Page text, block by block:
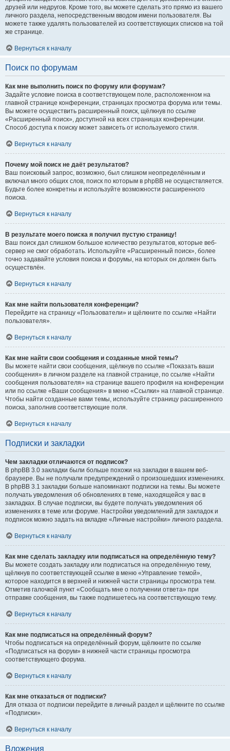
друзей или недругов. Кроме того, вы можете сделать это прямо из вашего
личного раздела, непосредственным вводом имени пользователя. Вы
можете также удалять пользователей из соответствующих списков на той
же странице.
Вернуться к началу
Поиск по форумам
Как мне выполнить поиск по форуму или форумам?
Задайте условие поиска в соответствующем поле, расположенном на
главной странице конференции, страницах просмотра форума или темы.
Вы можете осуществить расширенный поиск, щёлкнув по ссылке
«Расширенный поиск», доступной на всех страницах конференции.
Способ доступа к поиску может зависеть от используемого стиля.
Вернуться к началу
Почему мой поиск не даёт результатов?
Ваш поисковый запрос, возможно, был слишком неопределённым и
включал много общих слов, поиск по которым в phpBB не осуществляется.
Будьте более конкретны и используйте возможности расширенного
поиска.
Вернуться к началу
В результате моего поиска я получил пустую страницу!
Ваш поиск дал слишком большое количество результатов, которые веб-
сервер не смог обработать. Используйте «Расширенный поиск», более
точно задавайте условия поиска и форумы, на которых он должен быть
осуществлён.
Вернуться к началу
Как мне найти пользователя конференции?
Перейдите на страницу «Пользователи» и щёлкните по ссылке «Найти
пользователя».
Вернуться к началу
Как мне найти свои сообщения и созданные мной темы?
Вы можете найти свои сообщения, щёлкнув по ссылке «Показать ваши
сообщения» в личном разделе на главной странице, по ссылке «Найти
сообщения пользователя» на странице вашего профиля на конференции
или по ссылке «Ваши сообщения» в меню «Ссылки» на главной странице.
Чтобы найти созданные вами темы, используйте страницу расширенного
поиска, заполнив соответствующие поля.
Вернуться к началу
Подписки и закладки
Чем закладки отличаются от подписок?
В phpBB 3.0 закладки были больше похожи на закладки в вашем веб-
браузере. Вы не получали предупреждений о произошедших изменениях.
В phpBB 3.1 закладки больше напоминают подписки на темы. Вы можете
получать уведомления об обновлениях в теме, находящейся у вас в
закладках. В случае подписки, вы будете получать уведомления об
изменениях в теме или форуме. Настройки уведомлений для закладок и
подписок можно задать на вкладке «Личные настройки» личного раздела.
Вернуться к началу
Как мне сделать закладку или подписаться на определённую тему?
Вы можете создать закладку или подписаться на определённую тему,
щёлкнув по соответствующей ссылке в меню «Управление темой»,
которое находится в верхней и нижней части страницы просмотра тем.
Отметив галочкой пункт «Сообщать мне о получении ответа» при
отправке сообщения, вы также подпишетесь на соответствующую тему.
Вернуться к началу
Как мне подписаться на определённый форум?
Чтобы подписаться на определённый форум, щёлкните по ссылке
«Подписаться на форум» в нижней части страницы просмотра
соответствующего форума.
Вернуться к началу
Как мне отказаться от подписки?
Для отказа от подписки перейдите в личный раздел и щёлкните по ссылке
«Подписки».
Вернуться к началу
Вложения